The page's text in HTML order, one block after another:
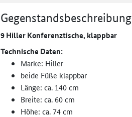
Gegenstandsbeschreibung
9 Hiller Konferenztische, klappbar
Technische Daten:
Marke: Hiller
beide Füße klappbar
Länge: ca. 140 cm
Breite: ca. 60 cm
Höhe: ca. 74 cm